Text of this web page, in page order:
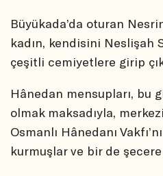
Büyükada’da oturan
kadın, kendisini Neslişah
çeşitli cemiyetlere girip
Hânedan mensupları, bu
olmak maksadıyla,
Osmanlı Hânedanı
kurmuşlar ve bir de